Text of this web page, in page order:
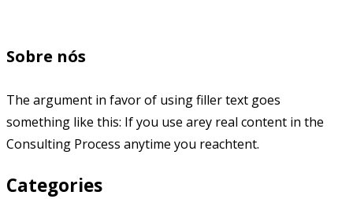
Sobre nós
The argument in favor of using filler text goes
something like this: If you use arey real content in the
Consulting Process anytime you reachtent.
Categories